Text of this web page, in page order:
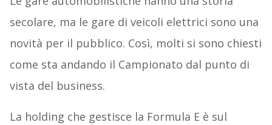
secolare, ma le gare di veicoli elettrici sono una
novità per il pubblico. Così, molti si sono chiesti
come sta andando il Campionato dal punto di
vista del business.
La holding che gestisce la Formula E è sul